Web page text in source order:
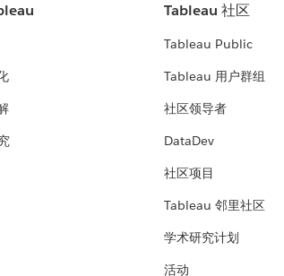
Tableau 社区
Tableau Public
Tableau 用户群组
社区领导者
DataDev
社区项目
Tableau 邻里社区
学术研究计划
活动